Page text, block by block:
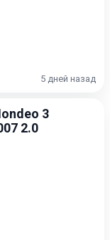
5 дней назад
3
2.0